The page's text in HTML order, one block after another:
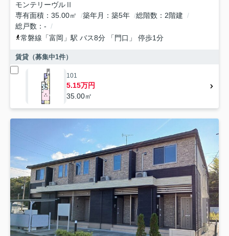
モンテリーヴルⅡ
専有面積
35.00㎡ 築年月 築5年 総階数
2階建
総戸数
-
常磐線 「富岡 」駅 バス8分 「門口」 停歩1分
賃貸（募集中1件）
101
5.15万円
35.00㎡